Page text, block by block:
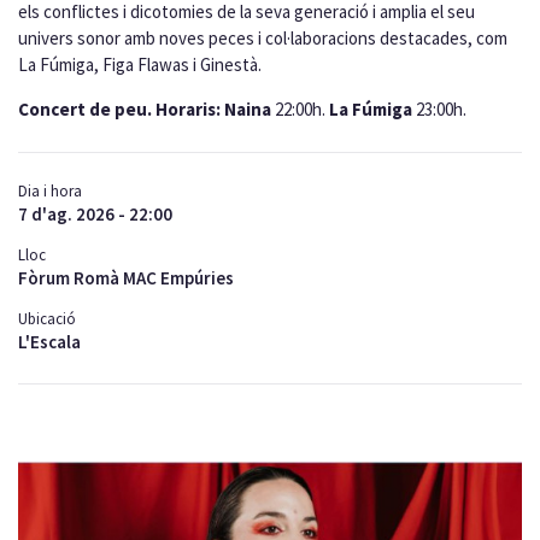
els conflictes i dicotomies de la seva generació i amplia el seu
univers sonor amb noves peces i col·laboracions destacades, com
La Fúmiga, Figa Flawas i Ginestà.
Concert de peu. Horaris: Naina 22:00h. La Fúmiga 23:00h.
Dia i hora
7 d'ag. 2026 - 22:00
Lloc
Fòrum Romà MAC Empúries
Ubicació
L'Escala